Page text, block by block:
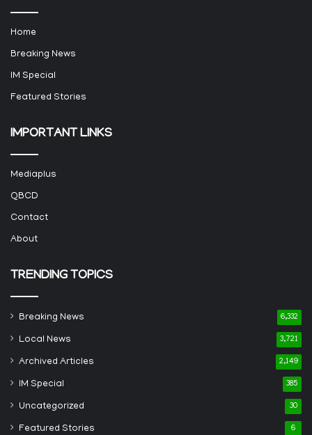
Home
Breaking News
IM Special
Featured Stories
IMPORTANT LINKS
Mediaplus
QBCD
Contact
About
TRENDING TOPICS
Breaking News 6,332
Local News 3,721
Archived Articles 2,149
IM Special 385
Uncategorized 30
Featured Stories 6